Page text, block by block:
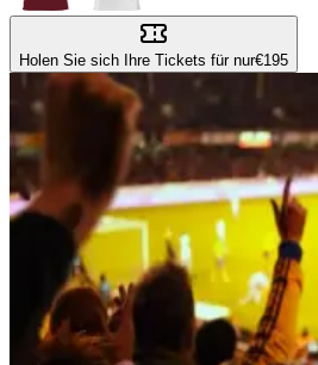
Holen Sie sich Ihre Tickets für nur€195